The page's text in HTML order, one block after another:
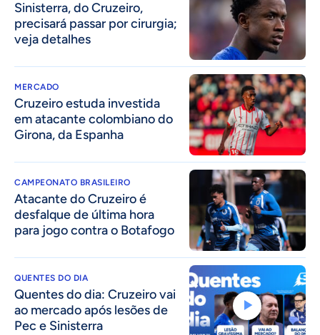
Sinisterra, do Cruzeiro,
precisará passar por cirurgia;
veja detalhes
MERCADO
Cruzeiro estuda investida
em atacante colombiano do
Girona, da Espanha
CAMPEONATO BRASILEIRO
Atacante do Cruzeiro é
desfalque de última hora
para jogo contra o Botafogo
QUENTES DO DIA
Quentes do dia: Cruzeiro vai
ao mercado após lesões de
Pec e Sinisterra